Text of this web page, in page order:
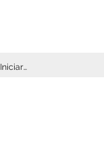
Iniciar sesión